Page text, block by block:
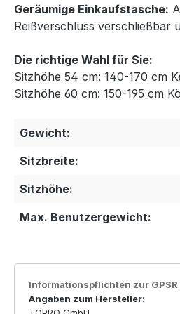
Geräumige Einkaufstasche:
Reißverschluss verschließbar
Die richtige Wahl für Sie:
Sitzhöhe 54 cm: 140-170 cm
Sitzhöhe 60 cm: 150-195 cm
Gewicht:
Sitzbreite:
Sitzhöhe:
Max. Benutzergewicht:
Informationspflichten zur
Angaben zum Hersteller: